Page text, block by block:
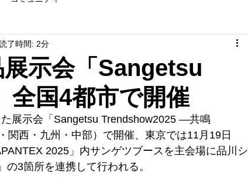
示会「Sangetsu
全国4都市で開催
了時間: 2分
展示会「Sangetsu Trendshow2025 ―共鳴
西・九州・中部）で開催、東京では11月19日
2025」内サンゲツブースを主会場に品川シ
3箇所を連携して行われる。